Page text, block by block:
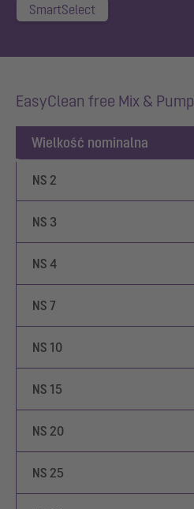
SmartSelect
EasyClean free Mix & Pump
Wielkość nominalna
NS 2
NS 3
NS 4
NS 7
NS 10
NS 15
NS 20
NS 25